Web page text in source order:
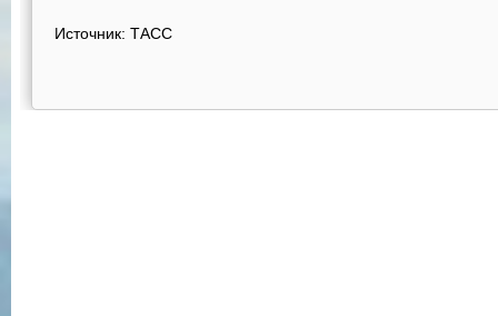
Источник: ТАСС